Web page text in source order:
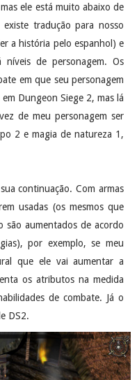
ele está muito abaixo de
tradução para nosso
a história pelo espanhol) e
de personagem. Os
em que seu personagem
Dungeon Siege 2, mas lá
de meu personagem ser
2 e magia de natureza 1,
continuação. Com armas
usadas (os mesmos que
são aumentados de acordo
por exemplo, se meu
que ele vai aumentar a
os atributos na medida
de combate. Já o
DS2.